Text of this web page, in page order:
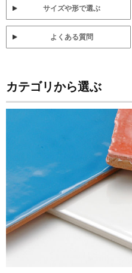
サイズや形で選ぶ
よくある質問
カテゴリから選ぶ